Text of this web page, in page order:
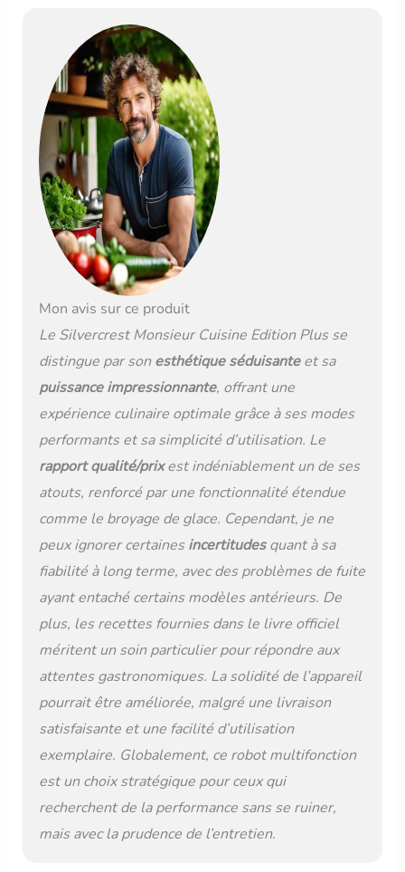
Mon avis sur ce produit
Le Silvercrest Monsieur Cuisine Edition Plus se
distingue par sonesthétique séduisanteet sa
puissance impressionnante, offrant une
expérience culinaire optimale grâce à ses modes
performants et sa simplicité d’utilisation. Le
rapport qualité/prixest indéniablement un de ses
atouts, renforcé par une fonctionnalité étendue
comme le broyage de glace. Cependant, je ne
peux ignorer certainesincertitudesquant à sa
fiabilité à long terme, avec des problèmes de fuite
ayant entaché certains modèles antérieurs. De
plus, les recettes fournies dans le livre officiel
méritent un soin particulier pour répondre aux
attentes gastronomiques. La solidité de l’appareil
pourrait être améliorée, malgré une livraison
satisfaisante et une facilité d’utilisation
exemplaire. Globalement, ce robot multifonction
est un choix stratégique pour ceux qui
recherchent de la performance sans se ruiner,
mais avec la prudence de l’entretien.